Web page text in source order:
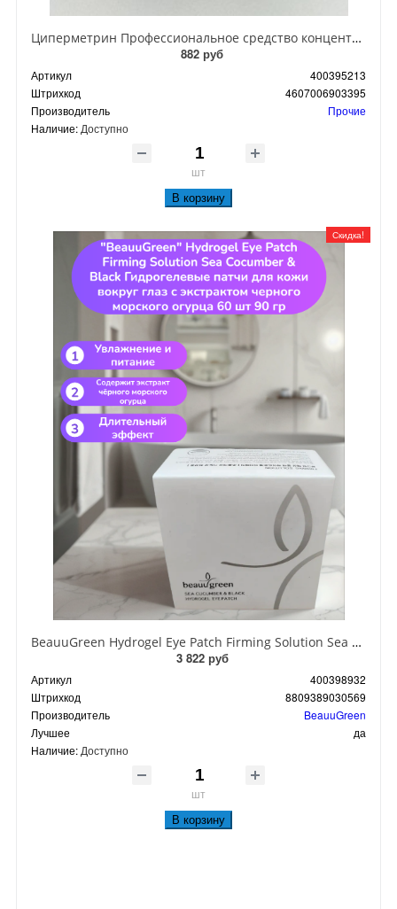
Циперметрин Профессиональное средство концентрат эмульсии 25% для уничтожения тараканов, мух,комаров, блох, клопов, муравьев, ос 50 мл
882 руб
Артикул
400395213
Штрихкод
4607006903395
Производитель
Прочие
Наличие: Доступно
шт
В корзину
Скидка!
BeauuGreen Hydrogel Eye Patch Firming Solution Sea Cocumber & Black Гидрогелевые патчи для кожи вокруг глаз с экстрактом черного морского огурца 60 шт 90 гр
3 822 руб
Артикул
400398932
Штрихкод
8809389030569
Производитель
BeauuGreen
Лучшее
да
Наличие: Доступно
шт
В корзину